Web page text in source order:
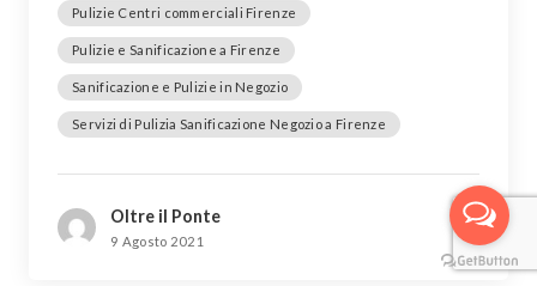
Pulizie Centri commerciali Firenze
Pulizie e Sanificazione a Firenze
Sanificazione e Pulizie in Negozio
Servizi di Pulizia Sanificazione Negozio a Firenze
Oltre il Ponte
9 Agosto 2021